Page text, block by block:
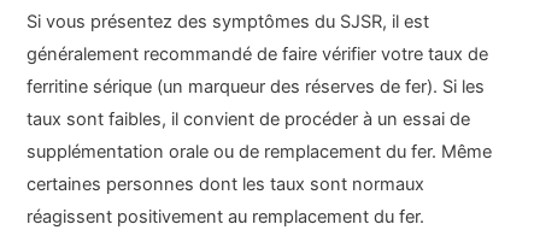
Si vous présentez des symptômes du SJSR, il est
généralement recommandé de faire vérifier votre taux de
ferritine sérique (un marqueur des réserves de fer). Si les
taux sont faibles, il convient de procéder à un essai de
supplémentation orale ou de remplacement du fer. Même
certaines personnes dont les taux sont normaux
réagissent positivement au remplacement du fer.